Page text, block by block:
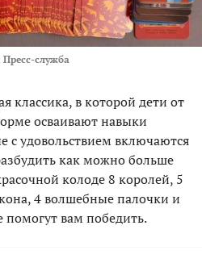
Пресс-служба
классика, в которой дети от
осваивают навыки
с удовольствием включаются
как можно больше
колоде 8 королей, 5
4 волшебные палочки и
помогут вам победить.